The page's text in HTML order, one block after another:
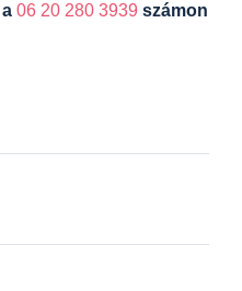
06 20 280 3939 számon